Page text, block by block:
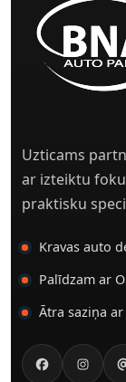
Uzticams
ar izteiktu
praktisku
Kravas auto
Palīdzam ar
Ātra saziņa